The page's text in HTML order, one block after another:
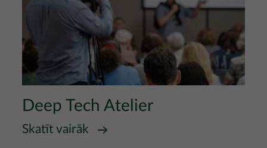
Deep Tech Atelier
Skatīt vairāk